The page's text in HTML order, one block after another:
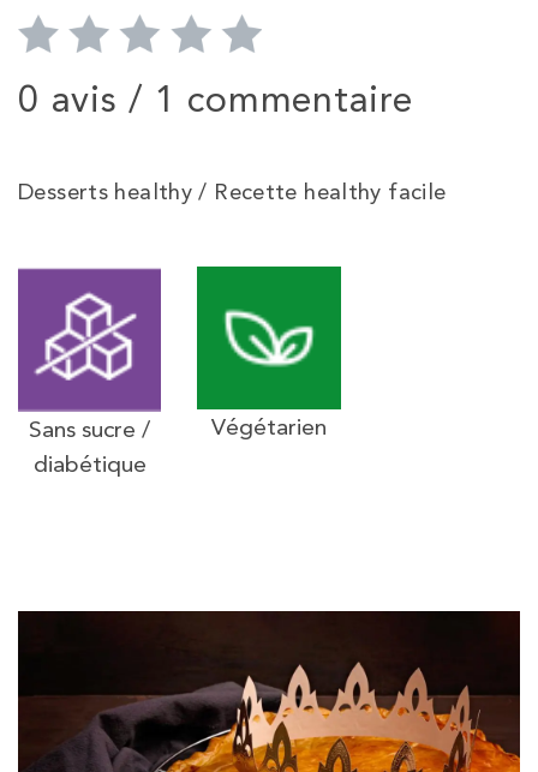
0 avis / 1 commentaire
Desserts healthy / Recette healthy facile
Sans sucre /
diabétique
Végétarien